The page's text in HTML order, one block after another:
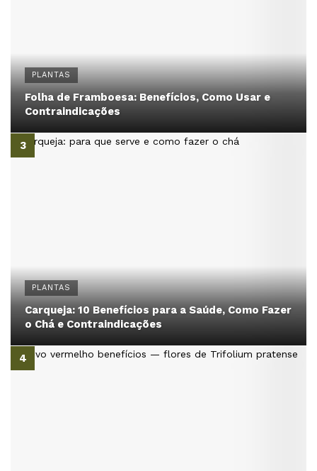
PLANTAS
Folha de Framboesa: Benefícios, Como Usar e
Contraindicações
PLANTAS
Carqueja: 10 Benefícios para a Saúde, Como Fazer
o Chá e Contraindicações